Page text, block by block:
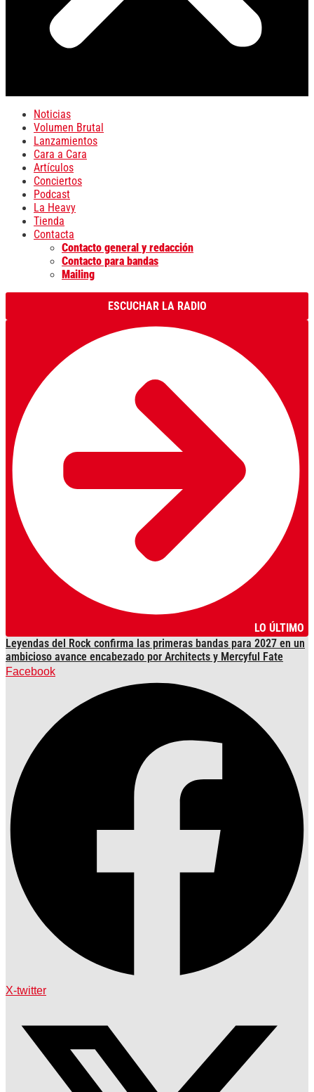
Noticias
Volumen Brutal
Lanzamientos
Cara a Cara
Artículos
Conciertos
Podcast
La Heavy
Tienda
Contacta
Contacto general y redacción
Contacto para bandas
Mailing
ESCUCHAR LA RADIO
LO ÚLTIMO
Leyendas del Rock confirma las primeras bandas para 2027 en un
ambicioso avance encabezado por Architects y Mercyful Fate
Facebook
X-twitter